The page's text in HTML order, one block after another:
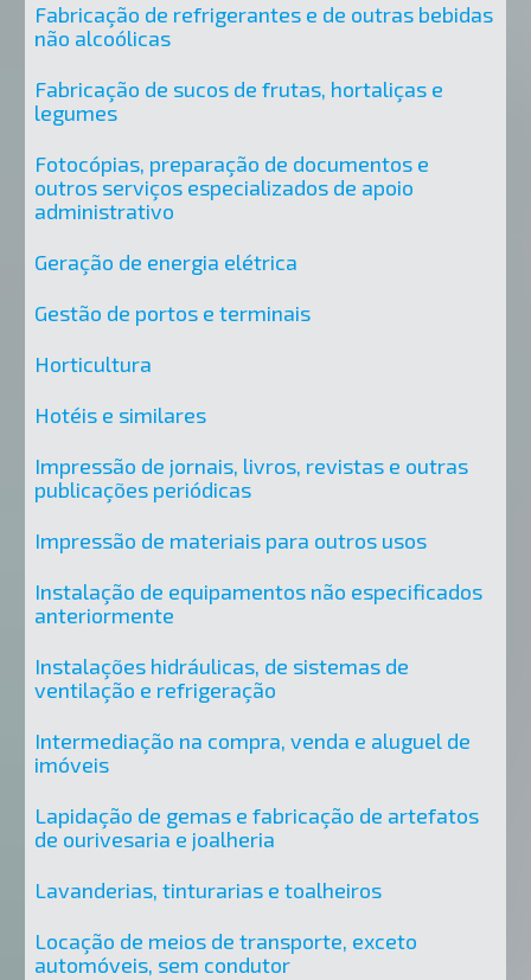
Fabricação de refrigerantes e de outras bebidas
não alcoólicas
Fabricação de sucos de frutas, hortaliças e
legumes
Fotocópias, preparação de documentos e
outros serviços especializados de apoio
administrativo
Geração de energia elétrica
Gestão de portos e terminais
Horticultura
Hotéis e similares
Impressão de jornais, livros, revistas e outras
publicações periódicas
Impressão de materiais para outros usos
Instalação de equipamentos não especificados
anteriormente
Instalações hidráulicas, de sistemas de
ventilação e refrigeração
Intermediação na compra, venda e aluguel de
imóveis
Lapidação de gemas e fabricação de artefatos
de ourivesaria e joalheria
Lavanderias, tinturarias e toalheiros
Locação de meios de transporte, exceto
automóveis, sem condutor